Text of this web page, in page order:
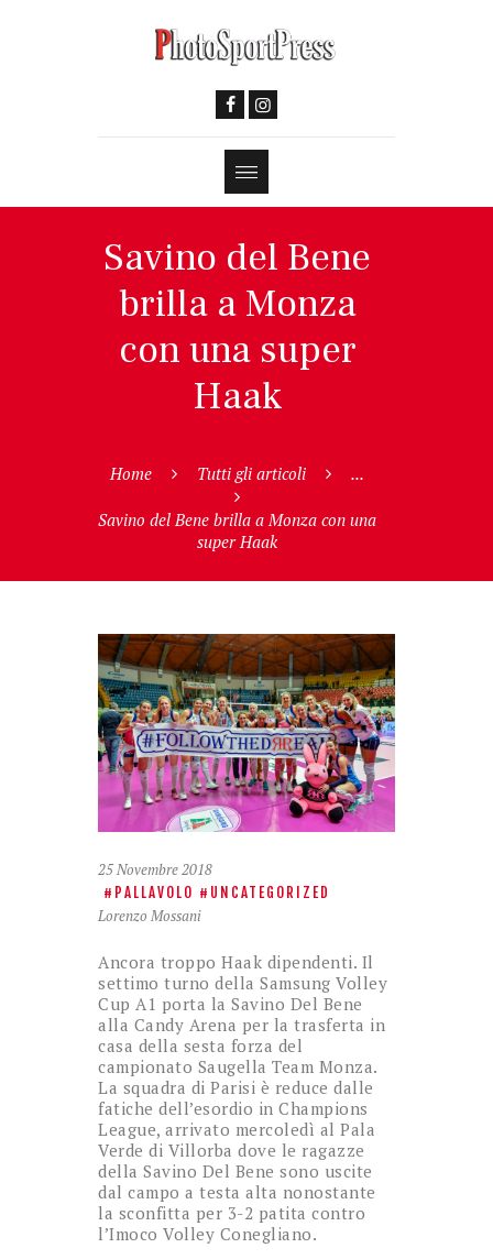
Savino del Bene
brilla a Monza
con una super
Haak
Home Tutti gli articoli ...
Savino del Bene brilla a Monza con una
super Haak
25 Novembre 2018
PALLAVOLO UNCATEGORIZED
Lorenzo Mossani
Ancora troppo Haak dipendenti. Il
settimo turno della Samsung Volley
Cup A1 porta la Savino Del Bene
alla Candy Arena per la trasferta in
casa della sesta forza del
campionato Saugella Team Monza.
La squadra di Parisi è reduce dalle
fatiche dell’esordio in Champions
League, arrivato mercoledì al Pala
Verde di Villorba dove le ragazze
della Savino Del Bene sono uscite
dal campo a testa alta nonostante
la sconfitta per 3-2 patita contro
l’Imoco Volley Conegliano.